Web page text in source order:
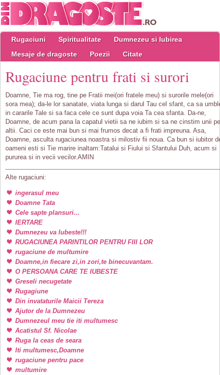
Rugaciuni Spiritualitate
Dumnezeu si Iubirea
Mesaje de dragoste
Poezii Citate
Rugaciune pentru frati si surori
Doamne, Tie ma rog, tine pe Fratii mei(ori fratele meu) si surorile mele(ori
sora mea); da-le lor sanatate, viata lunga si darul Tau cel sfant, ca sa
in cararile Tale si sa faca cele ce sunt dupa voia Ta cea sfanta. Da-ne,
Doamne, de acum pana la capatul vietii sa ne iubim si sa ne cinstim unii pe
altii. Caci ce este mai bun si mai frumos decat a fi frati impreuna. Asa,
Doamne, asculta rugaciunea noastra si milostiv fii noua. Ca bun si iubitor
oameni esti si Tie marire inaltam:Tatalui si Fiului si Sfantului Duh, acum si
pururea si in vecii vecilor.AMIN
Alte rugaciuni:
ingerasul meu
Doamne Tata
Cele sapte plansuri...
IERTARE
Dumnezeu va Iubeste!!!
RUGACIUNEA PARINTILOR PENTRU FIII LOR
rugaciune de multumire
Doamne,in fiecare zi,in zori,te binecuvantam.
O PERSOANA CARE TE IUBESTE
Greseli necugetate
Rugagiune
Din invataturile Maicii Tereza
Ajutor de la Dumnezeu
Dumnezeul meu tie iti multumesc
Acatistul Sf. Nicolae
Ruga la ceas de seara
Iti multumesc,Doamne
rugaciune pentru pace
multumire